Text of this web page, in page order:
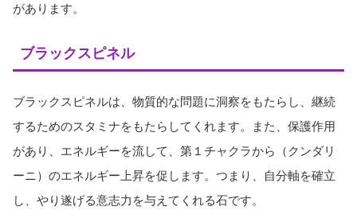
があります。
ブラックスピネル
ブラックスピネルは、物質的な問題に洞察をもたらし、継続
するためのスタミナをもたらしてくれます。また、保護作用
があり、エネルギーを流して、第１チャクラから（クンダリ
ーニ）のエネルギー上昇を促します。つまり、自分軸を確立
し、やり遂げる意志力を与えてくれる石です。